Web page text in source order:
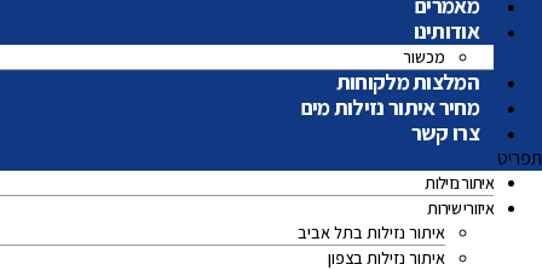
אודותינו
מכשור
המלצות מלקוחות
מחיר איתור נזילות מים
צרו קשר
תפריט
איתור נזילות
איזורי שירות
איתור נזילות בתל אביב
איתור נזילות בצפון